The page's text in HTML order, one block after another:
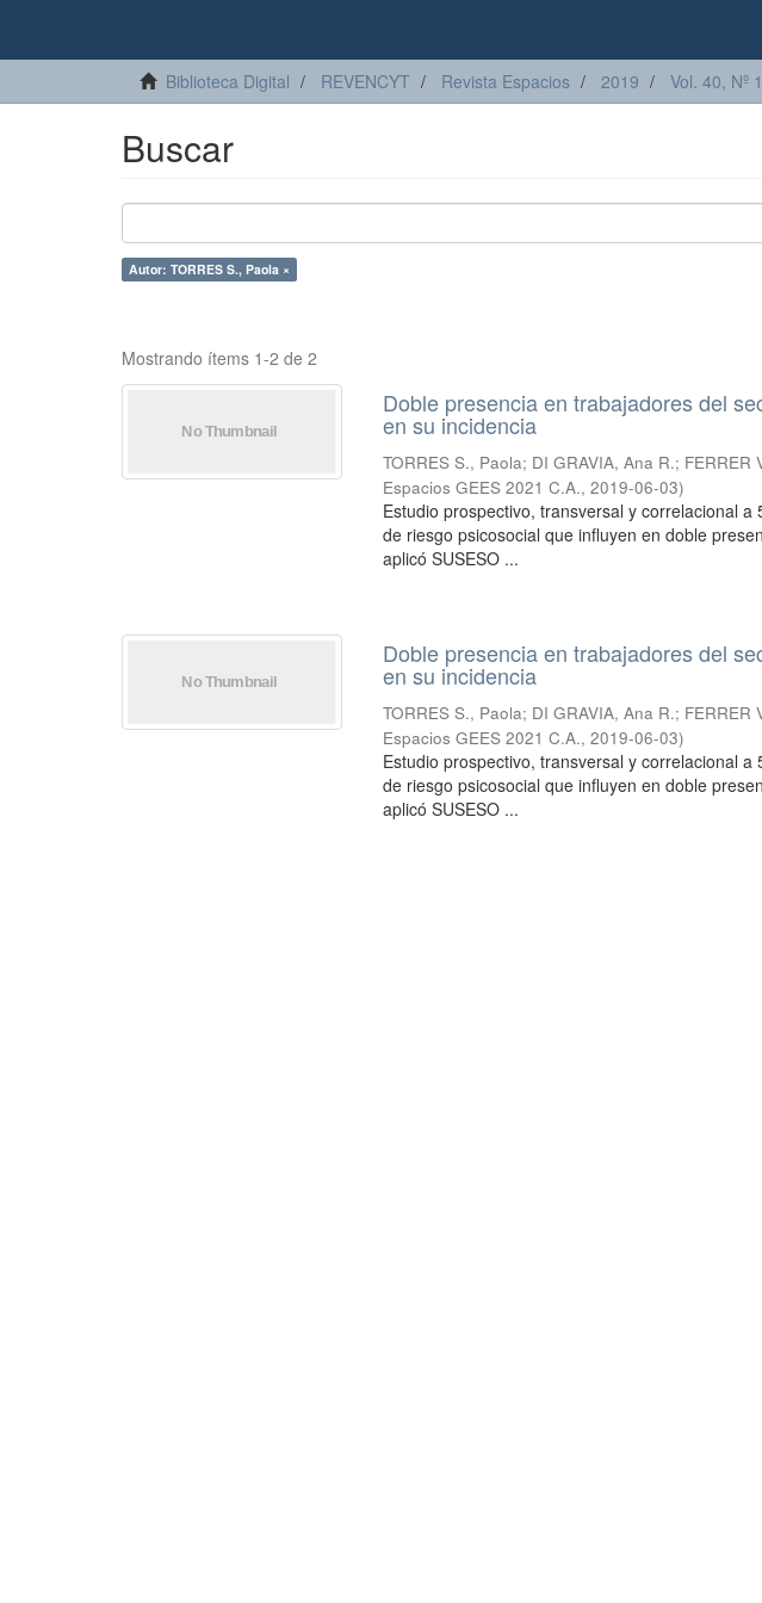
Biblioteca Digital REVENCYT Revista Espacios 2019 Vol. 40, Nº
Buscar
Autor: TORRES S., Paola ×
Mostrando ítems 1-2 de 2
Doble presencia en trabajadores del
en su incidencia
TORRES S., Paola; DI GRAVIA, Ana R.; FERRER
Espacios GEES 2021 C.A.,2019-06-03)
Estudio prospectivo, transversal y correlacional
de riesgo psicosocial que influyen en doble
aplicó SUSESO ...
Doble presencia en trabajadores del
en su incidencia
TORRES S., Paola; DI GRAVIA, Ana R.; FERRER
Espacios GEES 2021 C.A.,2019-06-03)
Estudio prospectivo, transversal y correlacional
de riesgo psicosocial que influyen en doble
aplicó SUSESO ...